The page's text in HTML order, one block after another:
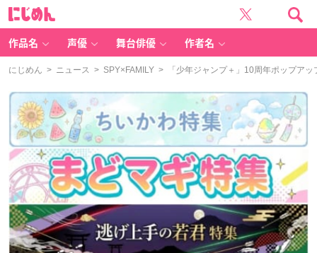
作品名 声優 舞台俳優 作者名
にじめん > ニュース > SPY×FAMILY > 「少年ジャンプ＋」10周年ポップアッ